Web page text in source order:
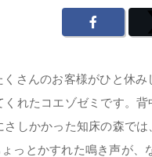
さんのお客様がひと休み
れたコエゾゼミです。
しかかった知床の森では
っとかすれた鳴き声が、